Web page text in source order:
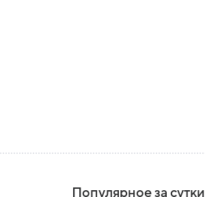
Популярное за сутки